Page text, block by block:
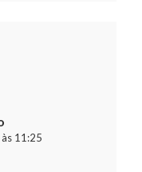
11:25